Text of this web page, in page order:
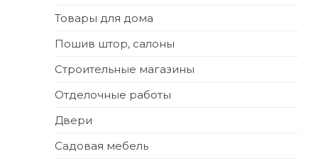
Товары для дома
Пошив штор, салоны
Строительные магазины
Отделочные работы
Двери
Садовая мебель